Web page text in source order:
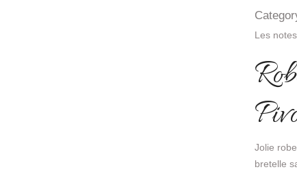
Les
Jolie
bretelle